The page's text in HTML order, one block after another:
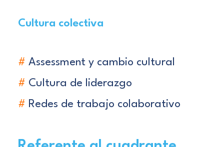
Cultura colectiva
# Assessment y cambio cultural
# Cultura de liderazgo
# Redes de trabajo colaborativo